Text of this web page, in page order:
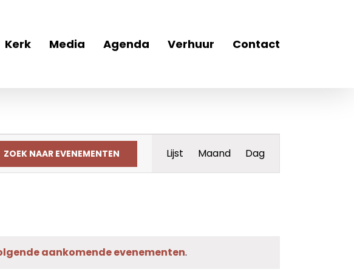
Kerk Media Agenda Verhuur Contact
aankomende evenementen.
ZOEK NAAR EVENEMENTEN
weergaven
navigatie
Lijst Maand Dag